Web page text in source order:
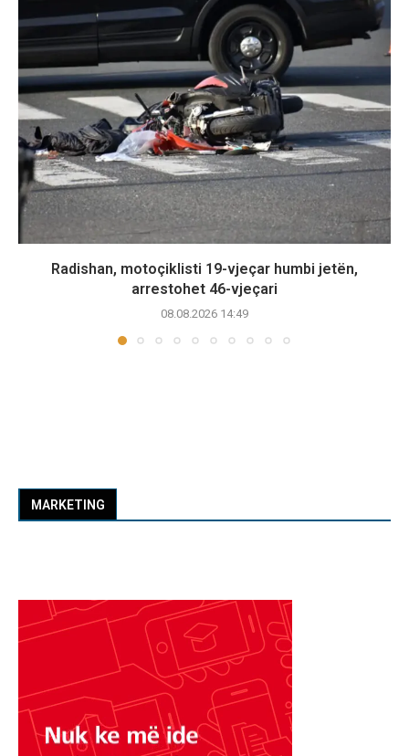
Radishan, motoçiklisti 19-vjeçar humbi jetën,
arrestohet 46-vjeçari
08.08.2026 14:49
MARKETING